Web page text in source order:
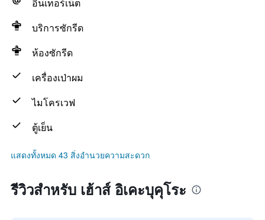
บริการซักรีด
ห้องซักรีด
เครื่องเป่าผม
ไมโครเวฟ
ตู้เย็น
แสดงทั้งหมด 43 สิ่งอำนวยความสะดวก
รีวิวสำหรับ เฮ้าส์ อิเคะบุคุโระ